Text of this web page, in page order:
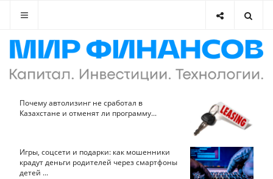
Почему автолизинг не сработал в
Казахстане и отменят ли программу...
Игры, соцсети и подарки: как мошенники
крадут деньги родителей через смартфоны
детей ...